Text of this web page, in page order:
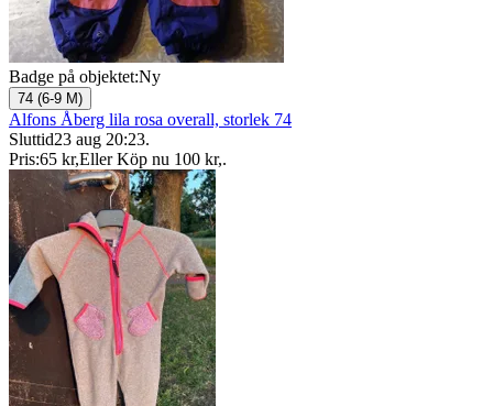
Badge på objektet:Ny
74 (6-9 M)
Alfons Åberg lila rosa overall, storlek 74
Sluttid23 aug 20:23.
Pris:65 kr,Eller Köp nu 100 kr,.